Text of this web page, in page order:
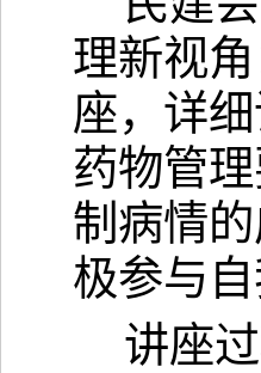
理新视
座，详
药物管
制病情
极参与自
讲座